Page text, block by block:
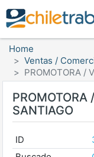
Home
Ventas /
PROMOTORA /
PROMOTORA
SANTIAGO
ID